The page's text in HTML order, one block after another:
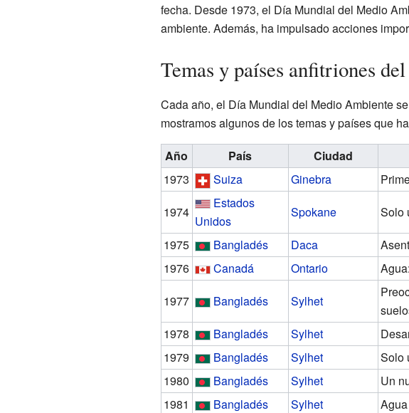
fecha. Desde 1973, el Día Mundial del Medio
ambiente. Además, ha impulsado acciones
Temas y países anfitriones
Cada año, el Día Mundial del Medio Ambiente
mostramos algunos de los temas y países que
Año
País Ciudad
1973
Suiza Ginebra
1974
Estados
Unidos
Spokane
Solo
1975
Bangladés Daca
1976
Canadá Ontario
1977
Bangladés Sylhet
1978
Bangladés Sylhet
1979
Bangladés Sylhet
Solo
1980
Bangladés Sylhet
Un
1981
Bangladés Sylhet